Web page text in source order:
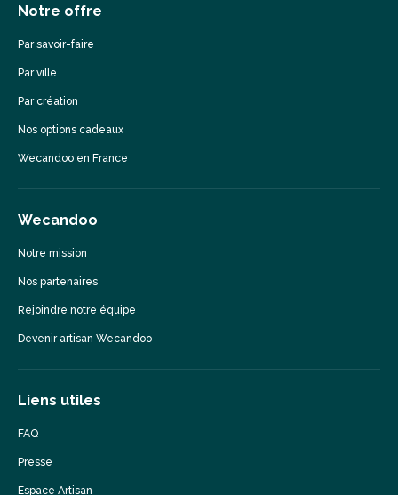
Notre offre
Par savoir-faire
Par ville
Par création
Nos options cadeaux
Wecandoo en France
Wecandoo
Notre mission
Nos partenaires
Rejoindre notre équipe
Devenir artisan Wecandoo
Liens utiles
FAQ
Presse
Espace Artisan